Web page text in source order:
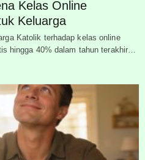
Kelas Online
Keluarga
Katolik terhadap kelas online
hingga 40% dalam tahun terakhir…